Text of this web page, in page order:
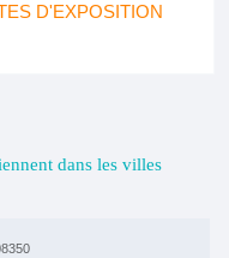
D'EXPOSITION
dans les villes